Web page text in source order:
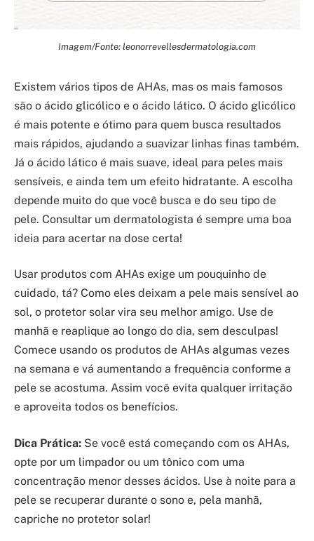
Imagem/Fonte: leonorrevellesdermatologia.com
Existem vários tipos de AHAs, mas os mais famosos
são o ácido glicólico e o ácido lático. O ácido glicólico
é mais potente e ótimo para quem busca resultados
mais rápidos, ajudando a suavizar linhas finas também.
Já o ácido lático é mais suave, ideal para peles mais
sensíveis, e ainda tem um efeito hidratante. A escolha
depende muito do que você busca e do seu tipo de
pele. Consultar um dermatologista é sempre uma boa
ideia para acertar na dose certa!
Usar produtos com AHAs exige um pouquinho de
cuidado, tá? Como eles deixam a pele mais sensível ao
sol, o protetor solar vira seu melhor amigo. Use de
manhã e reaplique ao longo do dia, sem desculpas!
Comece usando os produtos de AHAs algumas vezes
na semana e vá aumentando a frequência conforme a
pele se acostuma. Assim você evita qualquer irritação
e aproveita todos os benefícios.
Dica Prática: Se você está começando com os AHAs,
opte por um limpador ou um tônico com uma
concentração menor desses ácidos. Use à noite para a
pele se recuperar durante o sono e, pela manhã,
capriche no protetor solar!